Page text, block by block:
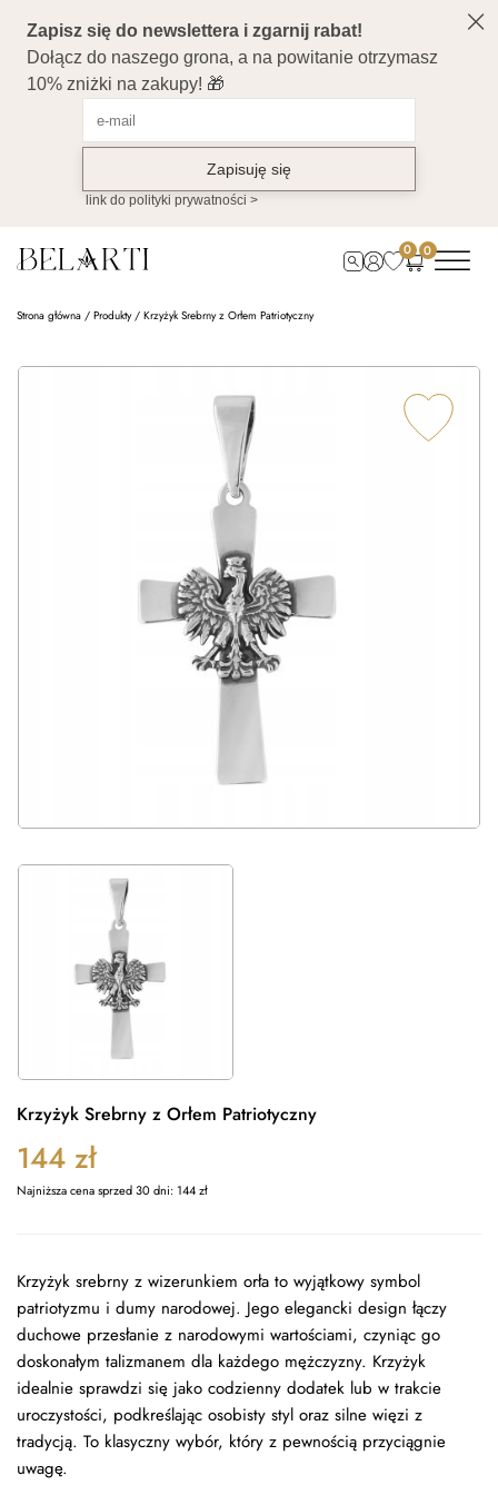
0 0
Strona główna / Produkty/ Krzyżyk Srebrny z Orłem Patriotyczny
Krzyżyk Srebrny z Orłem Patriotyczny
144 zł
Najniższa cena sprzed 30 dni:144zł
Krzyżyk srebrny z wizerunkiem orła to wyjątkowy symbol
patriotyzmu i dumy narodowej. Jego elegancki design łączy
duchowe przesłanie z narodowymi wartościami, czyniąc go
doskonałym talizmanem dla każdego mężczyzny. Krzyżyk
idealnie sprawdzi się jako codzienny dodatek lub w trakcie
uroczystości, podkreślając osobisty styl oraz silne więzi z
tradycją. To klasyczny wybór, który z pewnością przyciągnie
uwagę.